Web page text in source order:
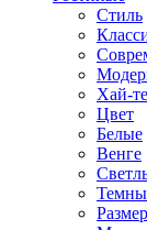
Стиль
Хай-
Цвет
Белые
Венге
Размер